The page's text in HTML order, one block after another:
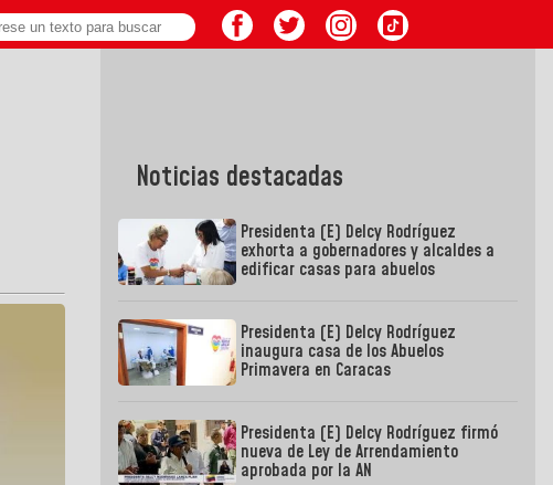
Noticias destacadas
Presidenta (E) Delcy Rodríguez
exhorta a gobernadores y alcaldes a
edificar casas para abuelos
Presidenta (E) Delcy Rodríguez
inaugura casa de los Abuelos
Primavera en Caracas
Presidenta (E) Delcy Rodríguez firmó
nueva de Ley de Arrendamiento
aprobada por la AN